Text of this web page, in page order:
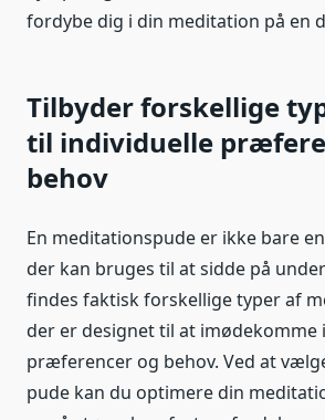
fordybe dig i din meditation på en
Tilbyder forskellige
til individuelle
behov
En meditationspude er ikke bare
der kan bruges til at sidde på
findes faktisk forskellige typer af
der er designet til at imødekomme
præferencer og behov. Ved at
pude kan du optimere din